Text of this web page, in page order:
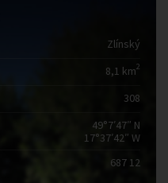
Zlínský
8,1 km2
308
49°7′47″ N
17°37′42″ W
687 12